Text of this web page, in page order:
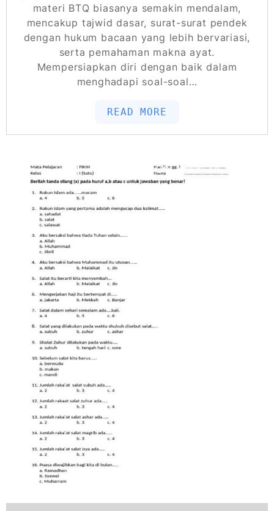
materi BTQ biasanya semakin mendalam,
mencakup tajwid dasar, surat-surat pendek
dengan hukum bacaan yang lebih bervariasi,
serta pemahaman makna ayat.
Mempersiapkan diri dengan baik dalam
menghadapi soal-soal…
READ MORE
POSTED ONMAY 24, 2026